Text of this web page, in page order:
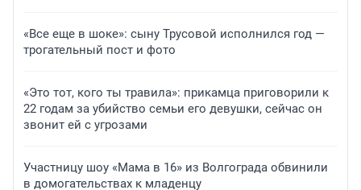
«Все еще в шоке»: сыну Трусовой исполнился год —
трогательный пост и фото
«Это тот, кого ты травила»: прикамца приговорили к
22 годам за убийство семьи его девушки, сейчас он
звонит ей с угрозами
Участницу шоу «Мама в 16» из Волгограда обвинили
в домогательствах к младенцу